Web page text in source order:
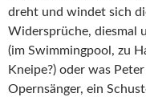
dreht und windet sich
Widersprüche, diesmal
(im Swimmingpool, zu
Kneipe?) oder was
Opernsänger, ein